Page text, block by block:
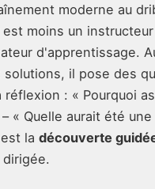
moderne au
moins un
d'apprentissage.
solutions, il pose des
réflexion : « Pourquoi
« Quelle aurait été
la découverte